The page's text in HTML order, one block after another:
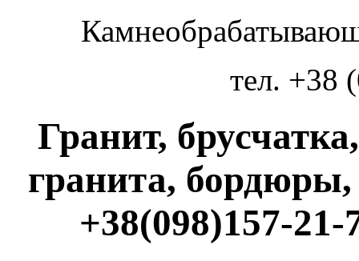
тел. +38
Гранит,
гранита,
+38(098)157-21-